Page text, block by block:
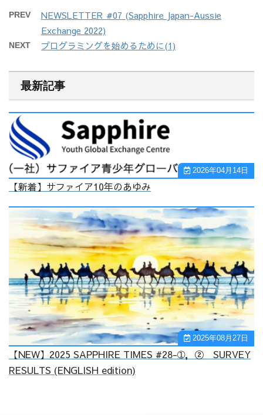
PREV
NEWSLETTER #07 (Sapphire Japan-Aussie
Exchange 2022)
NEXT プログラミングを始めるために(1)
最新記事
2026年04月14日
【新着】サファイア10年のあゆみ
2025年08月27日
【NEW】2025 SAPPHIRE TIMES #28-➀，② SURVEY
RESULTS (ENGLISH edition)